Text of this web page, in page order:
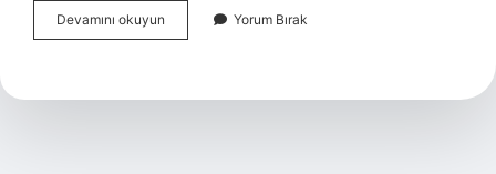
Devamını okuyun Kadırgada
Ne
Yorum Bırak